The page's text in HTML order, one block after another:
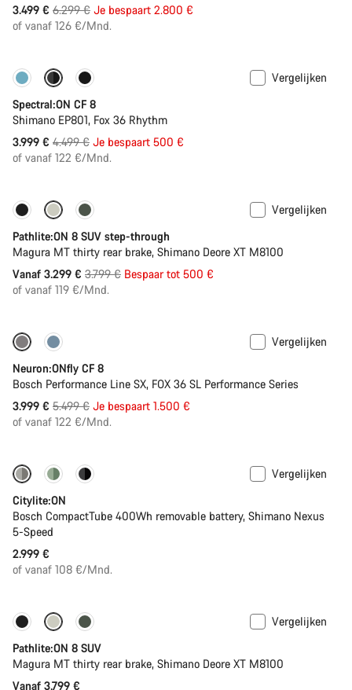
3.499 € Originele
Prijs
6.299 € Je bespaart 2.800 €
of vanaf 126 €/Mnd.
-11% Nieuwe kleur beschikbaar
Vergelijken
Spectral:ON CF 8
Shimano EP801, Fox 36 Rhythm
3.999 € Originele
Prijs
4.499 € Je bespaart 500 €
of vanaf 122 €/Mnd.
-13%
Vergelijken
Pathlite:ON 8 SUV step-through
Magura MT thirty rear brake, Shimano Deore XT M8100
Vanaf 3.299 € Originele
Prijs
3.799 € Bespaar tot 500 €
of vanaf 119 €/Mnd.
-27%
Vergelijken
Neuron:ONfly CF 8
Bosch Performance Line SX, FOX 36 SL Performance Series
3.999 € Originele
Prijs
5.499 € Je bespaart 1.500 €
of vanaf 122 €/Mnd.
Performance Line
Vergelijken
Citylite:ON
Bosch CompactTube 400Wh removable battery, Shimano Nexus
5-Speed
2.999 €
of vanaf 108 €/Mnd.
Vergelijken
Pathlite:ON 8 SUV
Magura MT thirty rear brake, Shimano Deore XT M8100
Vanaf 3.799 €